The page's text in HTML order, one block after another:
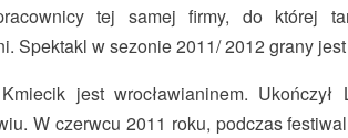
tej samej firmy, do której
Spektakl w sezonie 2011/ 2012 grany
Kmiecik jest wrocławianinem.
W czerwcu 2011 roku, podczas